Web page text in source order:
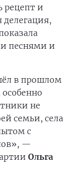
рецепт и
песнями и
в прошлом
не
семьи, села
с
—
Ольга